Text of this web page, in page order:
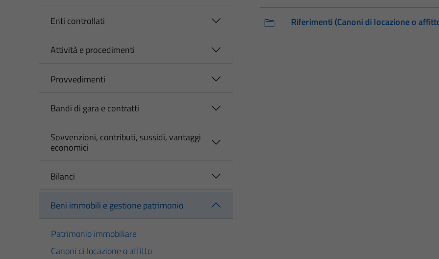
Enti controllati
Attività e procedimenti
Provvedimenti
Bandi di gara e contratti
Sovvenzioni, contributi, sussidi, vantaggi
economici
Bilanci
Beni immobili e gestione patrimonio
Patrimonio immobiliare
Canoni di locazione o affitto
Riferimenti (Canoni di locazione o